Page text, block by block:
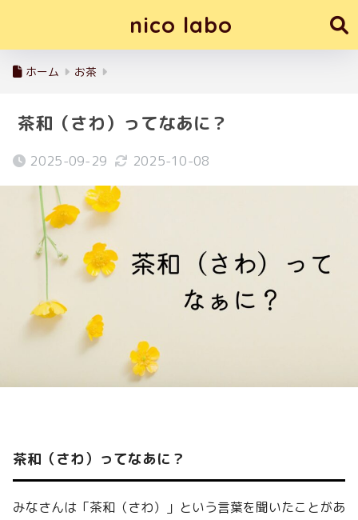
nico labo
ホーム お茶
茶和（さわ）ってなあに？
2025-09-29 2025-10-08
茶和（さわ）ってなあに？
みなさんは「茶和（さわ）」という言葉を聞いたことがあ